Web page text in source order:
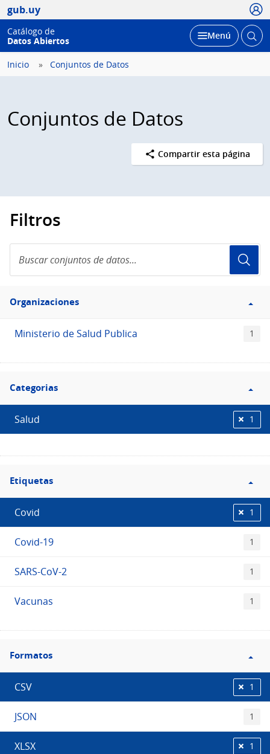
gub.uy
Catálogo de
Datos Abiertos
Desplegar
Menú Abrir
Inicio Conjuntos de Datos
Conjuntos de Datos
Compartir esta página
Filtros
conjuntos
de
Filtro
Organizaciones
Organizaciones
Ministerio de Salud Publica 1
Filtro
Categorias
Categorias
Salud 1
Filtro
Etiquetas
Etiquetas
Covid 1
Covid-19 1
SARS-CoV-2 1
Vacunas 1
Filtro
Formatos
Formatos
CSV 1
JSON 1
XLSX 1